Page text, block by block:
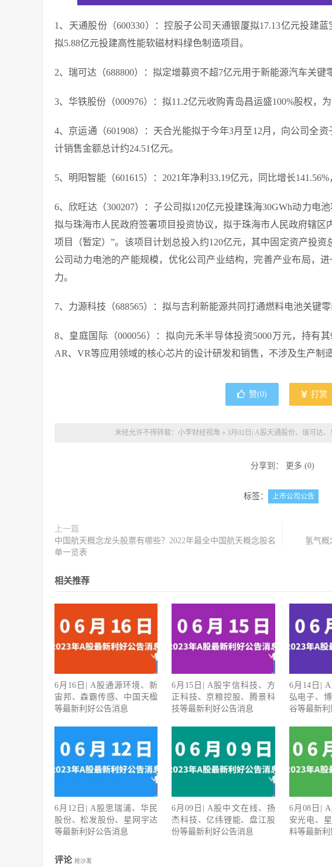
1、天通股份（600330）：控股子公司天通银厦拟17.13亿元投建
拟5.88亿元投建高性能软磁材料绿色制造项目。
2、瑞可达（688800）：拟定增募资不超7亿元用于新能源汽车关键
3、华铁股份（000976）：拟11.2亿元收购青岛昌运盛100%股权，
4、京运通（601908）：天合光能拟于今年3月至12月，向公司全
计销售金额总计约24.51亿元。
5、明阳智能（601615）：2021年净利33.19亿元，同比增长
6、欣旺达（300207）：子公司拟120亿元投建珠海30GWh动力电
拟与珠海市人民政府签署项目投资协议，拟于珠海市人民政府辖区
项目（暂定）”。该项目计划总投入约120亿元，其中固定资产投
公司动力电池的产能规模，优化公司产业结构，完善产业布局，
力。
7、力源科技（688565）：拟与吉利新能源共同打通燃料电池关键
8、皇庭国际（000056）：拟向元禾半导体投资5000万元，持有
AR、VR等应用领域的核心芯片的设计研发和销售，不涉及生产制造
赞(0) 打赏
未经允许不得转载： 小李财经视角 » 3月02日| A股天通股份、瑞可达
分享到： 更多 (0)
标签： 上市公司公告
上一篇
中国航天概念龙头股票有哪些？2022年最全中国航天概念股名
单一览表
氢气概
相关推荐
6月16日| A股通源环境、新
宙邦、森霸传感、中国天楹
等最新利好公告消息
6月15日| A股宇信科技、方
正科技、京粮控股、腾景科
技等最新利好公告消息
6月14日|
弘电子、
谷等最新
6月12日| A股思瑞浦、华民
股份、松发股份、星网宇达
等最新利好公告消息
6月09日| A股中文在线、扬
杰科技、亿纬锂能、盘江股
份等最新利好公告消息
6月08日|
安光电、
料等最新
评论 抢沙发